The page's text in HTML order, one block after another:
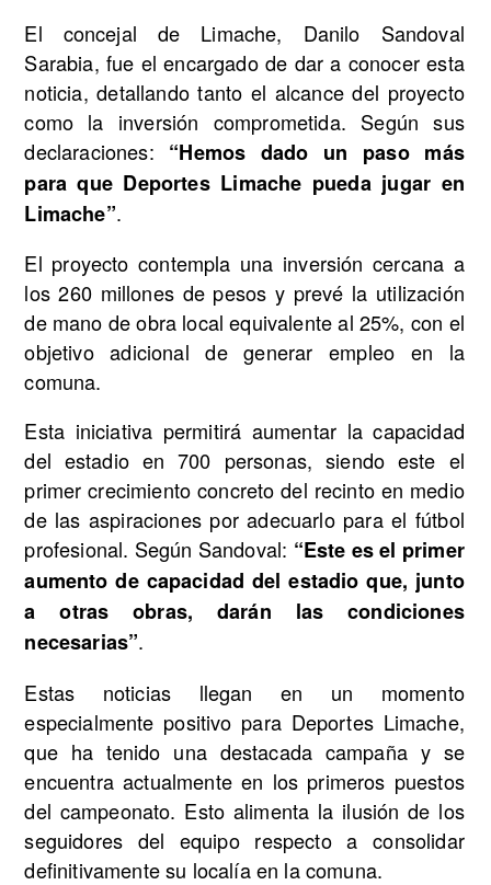
El concejal de Limache, Danilo Sandoval
Sarabia, fue el encargado de dar a conocer esta
noticia, detallando tanto el alcance del proyecto
como la inversión comprometida. Según sus
declaraciones: “Hemos dado un paso más
para que Deportes Limache pueda jugar en
Limache”.
El proyecto contempla una inversión cercana a
los 260 millones de pesos y prevé la utilización
de mano de obra local equivalente al 25%, con el
objetivo adicional de generar empleo en la
comuna.
Esta iniciativa permitirá aumentar la capacidad
del estadio en 700 personas, siendo este el
primer crecimiento concreto del recinto en medio
de las aspiraciones por adecuarlo para el fútbol
profesional. Según Sandoval: “Este es el primer
aumento de capacidad del estadio que, junto
a otras obras, darán las condiciones
necesarias”.
Estas noticias llegan en un momento
especialmente positivo para Deportes Limache,
que ha tenido una destacada campaña y se
encuentra actualmente en los primeros puestos
del campeonato. Esto alimenta la ilusión de los
seguidores del equipo respecto a consolidar
definitivamente su localía en la comuna.